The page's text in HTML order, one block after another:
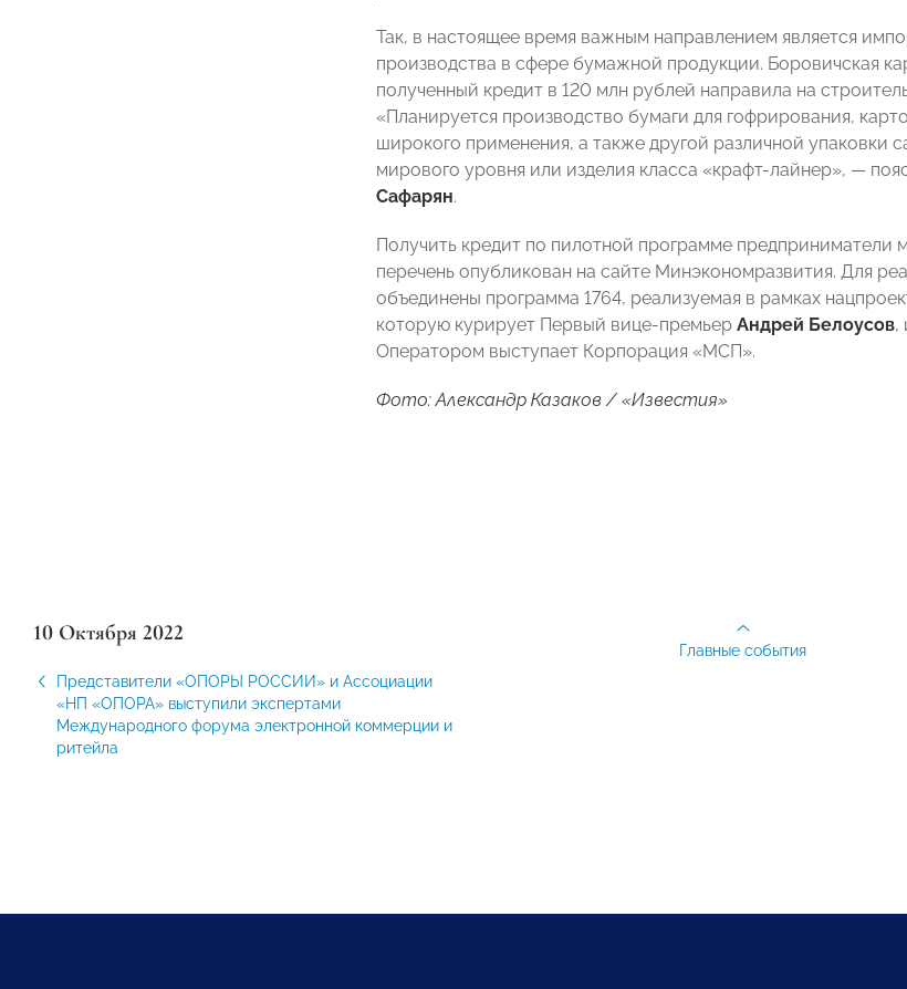
Так, в настоящее время важным направлением является
производства в сфере бумажной продукции. Боровичская
полученный кредит в 120 млн рублей направила на
«Планируется производство бумаги для гофрирования,
широкого применения, а также другой различной упаковки
мирового уровня или изделия класса «крафт-лайнер», —
Сафарян.
Получить кредит по пилотной программе
перечень опубликован на сайте Минэкономразвития. Для
объединены программа 1764, реализуемая в рамках
которую курирует Первый вице-премьер Андрей Белоусов,
Оператором выступает Корпорация «МСП».
Фото: Александр Казаков / «Известия»
10 Октября 2022
Представители «ОПОРЫ РОССИИ» и Ассоциации
«НП «ОПОРА» выступили экспертами
Международного форума электронной коммерции и
ритейла
Главные события